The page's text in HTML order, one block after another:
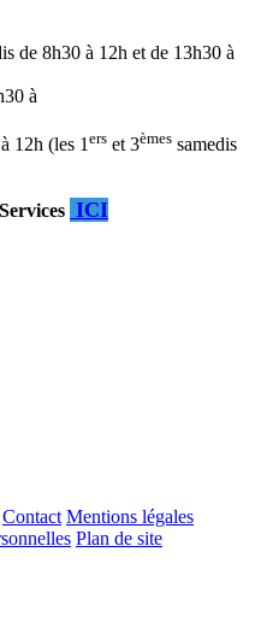
de 8h30 à 12h et de 13h30 à
à
12h (les 1ers et 3èmes samedis
ICI
Contact Mentions légales
Plan de site